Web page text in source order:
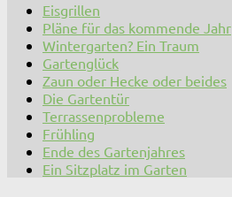
Eisgrillen
Pläne für das kommende Jahr
Wintergarten? Ein Traum
Gartenglück
Zaun oder Hecke oder beides
Die Gartentür
Terrassenprobleme
Frühling
Ende des Gartenjahres
Ein Sitzplatz im Garten